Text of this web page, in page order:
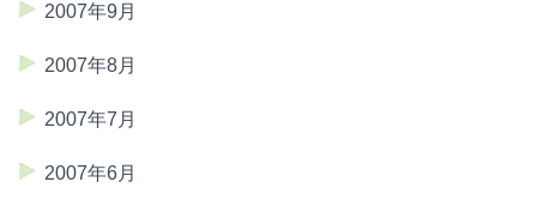
2007年9月
2007年8月
2007年7月
2007年6月